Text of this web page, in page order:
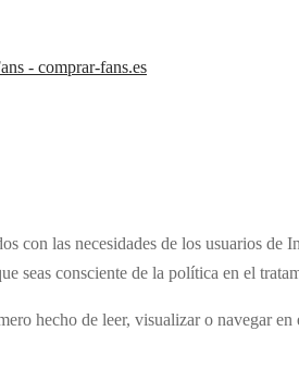
con las necesidades de los usuarios
seas consciente de la política en el
hecho de leer, visualizar o navegar